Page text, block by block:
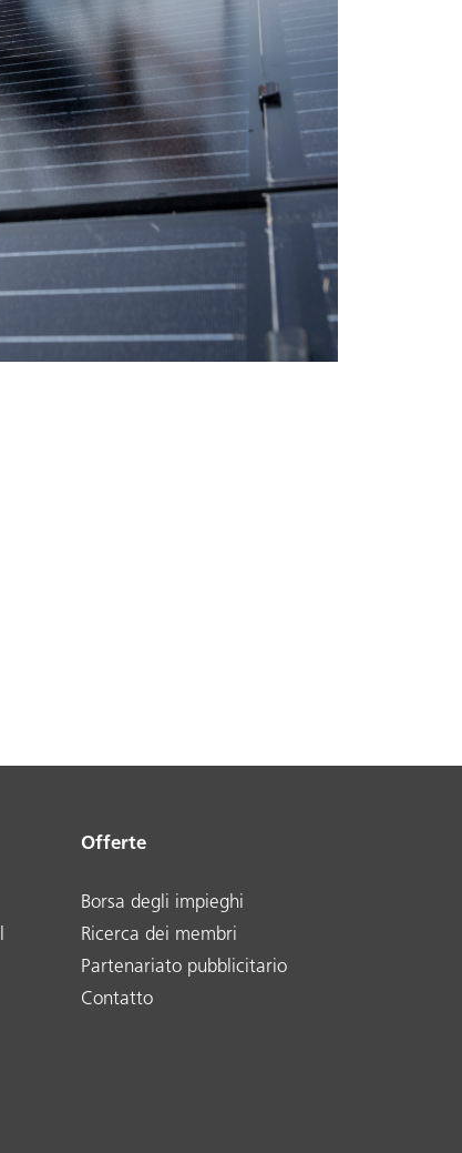
Offerte
Borsa degli impieghi
Ricerca dei membri
Partenariato pubblicitario
Contatto